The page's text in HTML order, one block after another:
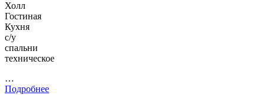
Холл
Гостиная
Кухня
с/у
спальни
техническое
…
Подробнее